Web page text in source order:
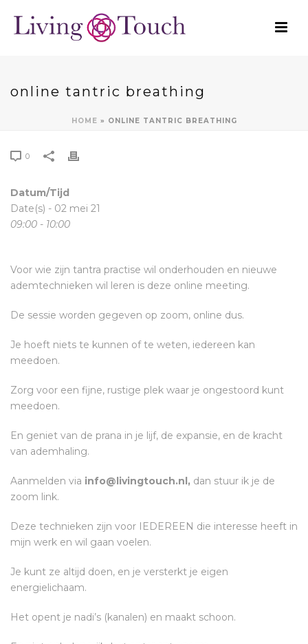
online tantric breathing
HOME » ONLINE TANTRIC BREATHING
0
Datum/Tijd
Date(s) - 02 mei 21
09:00 - 10:00
Voor wie zijn tantra practise wil onderhouden en nieuwe
ademtechnieken wil leren is deze online meeting.
De sessie worden gegeven op zoom, online dus.
Je hoeft niets te kunnen of te weten, iedereen kan
meedoen.
Zorg voor een fijne, rustige plek waar je ongestoord kunt
meedoen.
En geniet van de prana in je lijf, de expansie, en de kracht
van ademhaling.
Aanmelden via info@livingtouch.nl, dan stuur ik je de
zoom link.
Deze technieken zijn voor IEDEREEN die interesse heeft in
mijn werk en wil gaan voelen.
Je kunt ze altijd doen, en je versterkt je eigen
energielichaam.
Het opent je nadi’s (kanalen) en maakt schoon.